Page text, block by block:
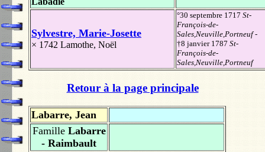
Sylvestre, Marie-Josette
× 1742 Lamothe, Noël
°30 septembre 1717 St-
François-de-
Sales,Neuville,Portneuf-
†8 janvier 1787 St-
François-de-
Sales,Neuville,Portneuf
Retour à la page principale
Labarre, Jean
FamilleLabarre
- Raimbault